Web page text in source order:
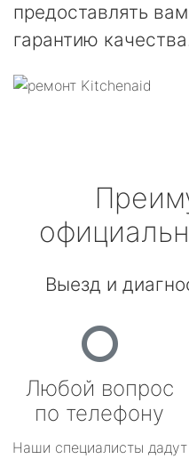
предоставлять
гарантию
Выезд и
Любой вопрос
по телефону
Наши специалисты дадут